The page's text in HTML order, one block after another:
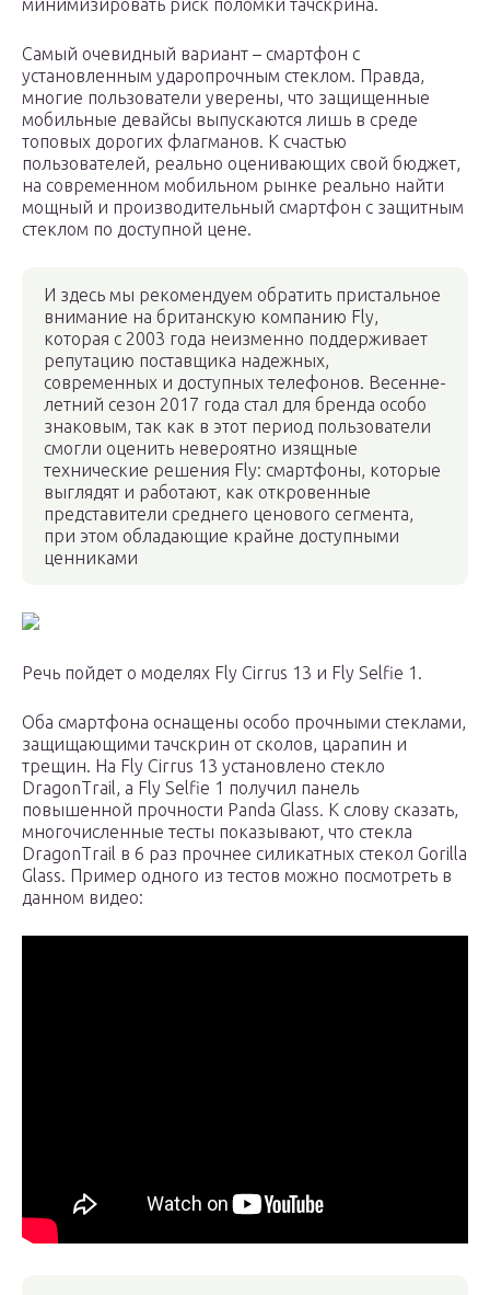
минимизировать риск поломки тачскрина.
Самый очевидный вариант – смартфон с
установленным ударопрочным стеклом. Правда,
многие пользователи уверены, что защищенные
мобильные девайсы выпускаются лишь в среде
топовых дорогих флагманов. К счастью
пользователей, реально оценивающих свой бюджет,
на современном мобильном рынке реально найти
мощный и производительный смартфон с защитным
стеклом по доступной цене.
И здесь мы рекомендуем обратить пристальное
внимание на британскую компанию Fly,
которая с 2003 года неизменно поддерживает
репутацию поставщика надежных,
современных и доступных телефонов. Весенне-
летний сезон 2017 года стал для бренда особо
знаковым, так как в этот период пользователи
смогли оценить невероятно изящные
технические решения Fly: смартфоны, которые
выглядят и работают, как откровенные
представители среднего ценового сегмента,
при этом обладающие крайне доступными
ценниками
Речь пойдет о моделях Fly Cirrus 13 и Fly Selfie 1.
Оба смартфона оснащены особо прочными стеклами,
защищающими тачскрин от сколов, царапин и
трещин. На Fly Cirrus 13 установлено стекло
DragonTrail, а Fly Selfie 1 получил панель
повышенной прочности Panda Glass. К слову сказать,
многочисленные тесты показывают, что стекла
DragonTrail в 6 раз прочнее силикатных стекол Gorilla
Glass. Пример одного из тестов можно посмотреть в
данном видео: